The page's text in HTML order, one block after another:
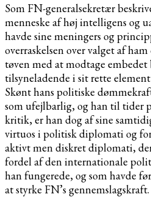
Som FN-generalsekretær
menneske af høj intelligens og
havde sine meningers og
overraskelsen over valget af
tøven med at modtage
tilsyneladende i sit rette
Skønt hans politiske
som ufejlbarlig, og han til tider
kritik, er han dog af sine
virtuos i politisk diplomati og
aktivt men diskret diplomati,
fordel af den internationale
han fungerede, og som havde
at styrke FN’s gennemslagskraft.